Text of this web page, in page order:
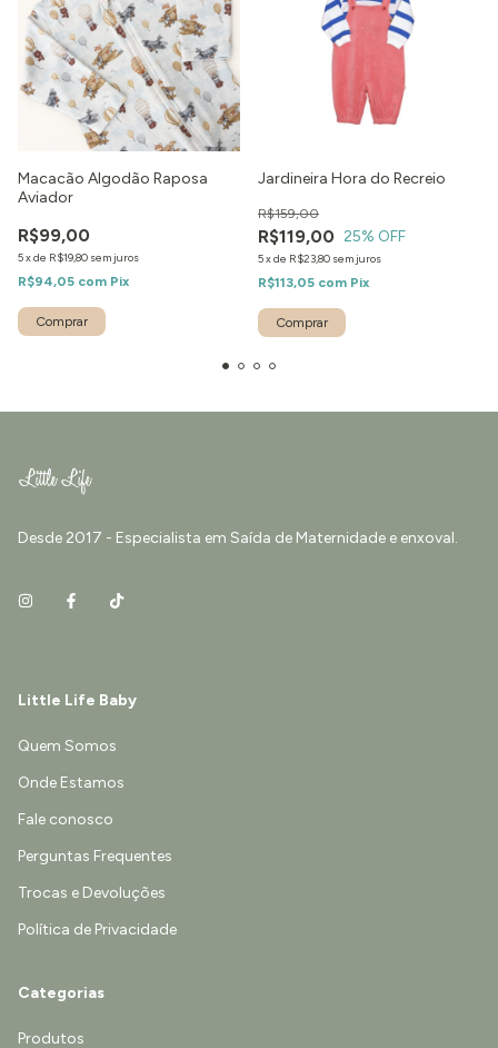
Macacão Algodão Raposa
Aviador
R$99,00
5xde R$19,80 sem juros
R$94,05 com Pix
Comprar
Jardineira Hora do Recreio
R$119,00
R$159,00
25% OFF
5xde R$23,80 sem juros
R$113,05 com Pix
Comprar
Desde 2017 - Especialista em Saída de Maternidade e enxoval.
Little Life Baby
Quem Somos
Onde Estamos
Fale conosco
Perguntas Frequentes
Trocas e Devoluções
Política de Privacidade
Categorias
Produtos